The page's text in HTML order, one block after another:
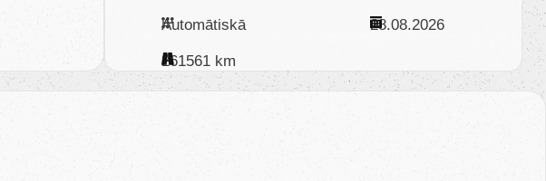
Automātiskā 28.08.2026
261561 km